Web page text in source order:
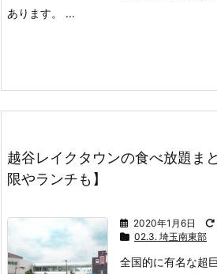
あります。
...
越谷レイクタウンの食べ放題ま
限やランチも】
2020年1月6日
02.3. 埼玉南東部
全国的に有名な超